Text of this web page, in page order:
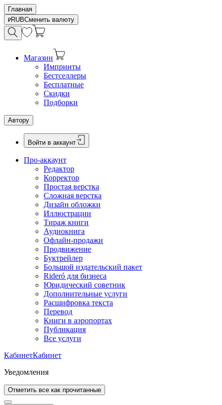
Главная
RUBСменить валюту
Магазин
Импринты
Бестселлеры
Бесплатные
Скидки
Подборки
Автору
Войти в аккаунт
Про-аккаунт
Редактор
Корректор
Простая верстка
Сложная верстка
Дизайн обложки
Иллюстрации
Тираж книги
Аудиокнига
Офлайн-продажи
Продвижение
Буктрейлер
Большой издательский пакет
Rideró для бизнеса
Юридический советник
Дополнительные услуги
Расшифровка текста
Перевод
Книги в аэропортах
Публикация
Все услуги
КабинетКабинет
Уведомления
Отметить все как прочитанные